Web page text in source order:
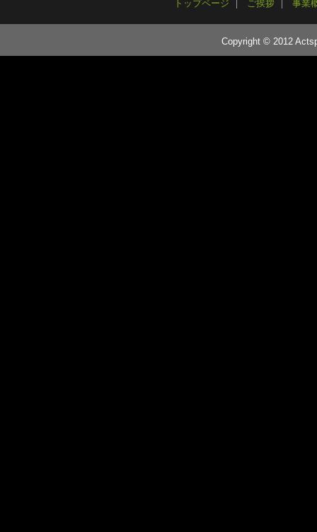
トップページ ご挨拶 事業
Copyright © 2012